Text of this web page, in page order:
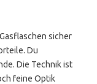
sicher
Du
Die Technik ist
feine Optik